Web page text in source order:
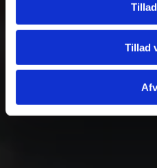
Tillad